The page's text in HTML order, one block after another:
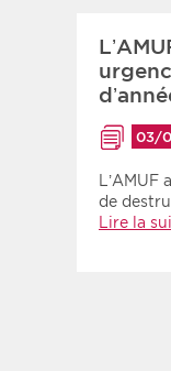
03/
de
Lire la